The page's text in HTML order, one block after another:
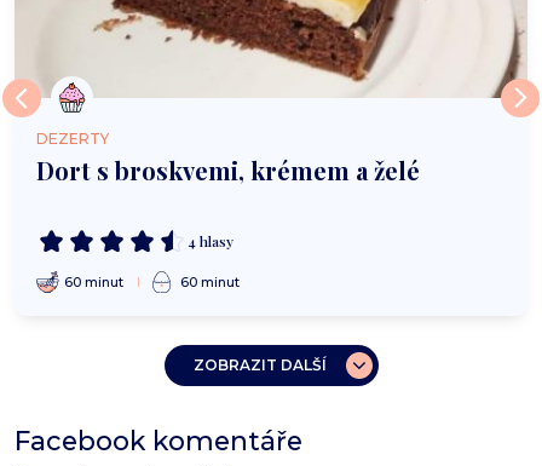
DEZERTY
Dort s broskvemi, krémem a želé
4 hlasy
60 minut 60 minut
ZOBRAZIT DALŠÍ
Facebook komentáře